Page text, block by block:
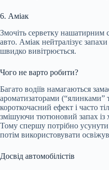
6. Аміак
Змочіть серветку нашатирним
авто. Аміак нейтралізує
швидко вивітрюється.
Чого не варто робити?
Багато водіїв намагаються
ароматизаторами (“ялинками”
короткочасний ефект і часто
змішуючи тютюновий запах із
Тому спершу потрібно
потім використовувати
Досвід автомобілістів